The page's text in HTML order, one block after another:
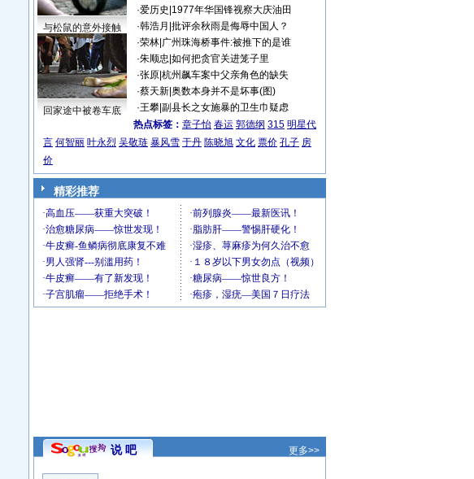
与松鼠的意外接触
回家途中被卷车底
·爱历史 1977年华国锋视察大庆油田
·韩浩月 批评余秋雨是侮辱中国人？
·荣林| 广州珠海桥事件:被推下的是谁
·朱顺忠 如何把贪官关进笼子里
·张原| 杭州飙车案中父亲角色的缺失
·蔡天新| 奥数本身并不是坏事(图)
·王攀| 副县长之女施暴的卫生巾疑虑
热点标签： 章子怡 春运 郭德纲 315 明星代
言 何智丽 叶永烈 吴敬琏 暴风雪 于丹 陈晓旭 文化 票价 孔子 房
价
精彩推荐
说 吧 更多>>